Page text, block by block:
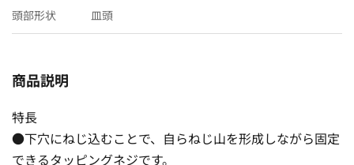
頭部形状 皿頭
商品説明
特長
●下穴にねじ込むことで、自らねじ山を形成しながら固定
できるタッピングネジです。